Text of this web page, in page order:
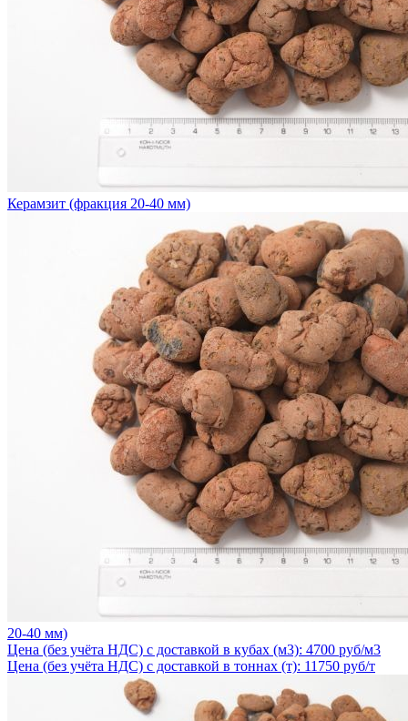
Керамзит (фракция 20-40 мм)
20-40 мм)
Цена (без учёта НДС) с доставкой в кубах (м3): 4700 руб/м3
Цена (без учёта НДС) с доставкой в тоннах (т): 11750 руб/т